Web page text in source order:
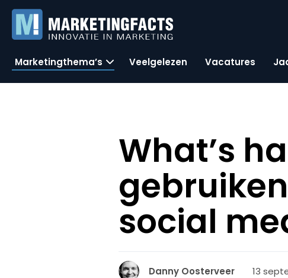
Marketingthema’s Veelgelezen Vacatures
What’s
social
Danny Oosterveer 13